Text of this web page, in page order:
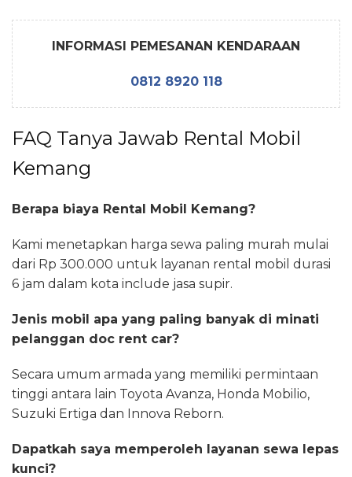
INFORMASI PEMESANAN KENDARAAN
0812 8920 118
FAQ Tanya Jawab Rental Mobil
Kemang
Berapa biaya Rental Mobil Kemang?
Kami menetapkan harga sewa paling murah mulai
dari Rp 300.000 untuk layanan rental mobil durasi
6 jam dalam kota include jasa supir.
Jenis mobil apa yang paling banyak di minati
pelanggan doc rent car?
Secara umum armada yang memiliki permintaan
tinggi antara lain Toyota Avanza, Honda Mobilio,
Suzuki Ertiga dan Innova Reborn.
Dapatkah saya memperoleh layanan sewa lepas
kunci?